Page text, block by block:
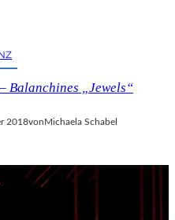
Balanchines „Jewels“
2018von Michaela Schabel